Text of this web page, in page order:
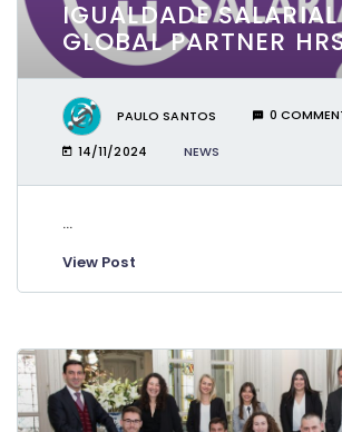
IGUALDADE
GLOBAL PARTNER
PAULO SANTOS 0
14/11/2024 NEWS
...
View Post